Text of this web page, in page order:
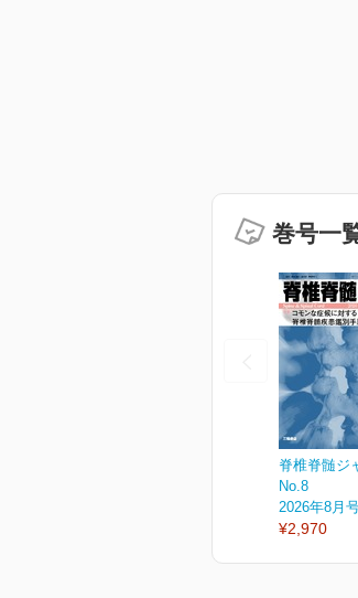
巻号一
脊椎脊髄ジ
No.8
2026年8月
¥2,970